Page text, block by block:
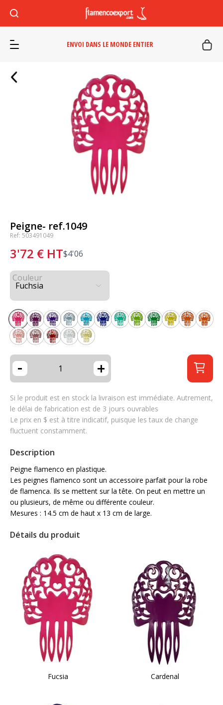
ENVOI DANS LE MONDE ENTIER
Peigne- ref.1049
Ref: 503491049
3'72 € HT$4'06
Couleur
- +
Si le produit est en stock la livraison est immédiate. Autrement,
le délai de fabrication est de 3 jours ouvrables
Le prix en $ est à titre indicatif, puisque les taux de change
fluctuent constamment.
Description
Peigne flamenco en plastique.
Les peignes flamenco sont un accessoire parfait pour la robe
de flamenca. Ils se mettent sur la tête. On peut en mettre un
ou plusieurs, de même ou différente couleur.
Mesures : 14.5 cm de haut x 13 cm de large.
Détails du produit
Fucsia Cardenal